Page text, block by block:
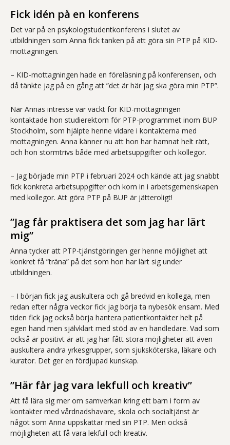
Fick idén på en konferens
Det var på en psykologstudentkonferens i slutet av
utbildningen som Anna fick tanken på att göra sin PTP på KID-
mottagningen.
– KID-mottagningen hade en föreläsning på konferensen, och
då tänkte jag på en gång att ”det är här jag ska göra min PTP”.
När Annas intresse var väckt för KID-mottagningen
kontaktade hon studierektorn för PTP-programmet inom BUP
Stockholm, som hjälpte henne vidare i kontakterna med
mottagningen. Anna känner nu att hon har hamnat helt rätt,
och hon stormtrivs både med arbetsuppgifter och kollegor.
– Jag började min PTP i februari 2024 och kände att jag snabbt
fick konkreta arbetsuppgifter och kom in i arbetsgemenskapen
med kollegor. Att göra PTP på BUP är jätteroligt!
”Jag får praktisera det som jag har lärt
mig”
Anna tycker att PTP-tjänstgöringen ger henne möjlighet att
konkret få ”träna” på det som hon har lärt sig under
utbildningen.
– I början fick jag auskultera och gå bredvid en kollega, men
redan efter några veckor fick jag börja ta nybesök ensam. Med
tiden fick jag också börja hantera patientkontakter helt på
egen hand men självklart med stöd av en handledare. Vad som
också är positivt är att jag har fått stora möjligheter att även
auskultera andra yrkesgrupper, som sjuksköterska, läkare och
kurator. Det ger en fördjupad kunskap.
”Här får jag vara lekfull och kreativ”
Att få lära sig mer om samverkan kring ett barn i form av
kontakter med vårdnadshavare, skola och socialtjänst är
något som Anna uppskattar med sin PTP. Men också
möjligheten att få vara lekfull och kreativ.